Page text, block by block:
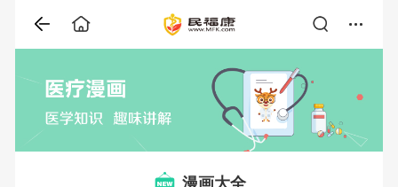
漫画大全